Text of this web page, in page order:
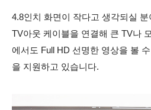
4.8인치 화면이 작다고 생각되실
TV아웃 케이블을 연결해 큰 TV나
에서도 Full HD 선명한 영상을 볼
을 지원하고 있습니다.